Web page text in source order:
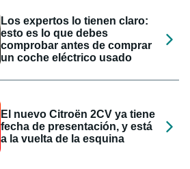
Los expertos lo tienen claro:
esto es lo que debes
comprobar antes de comprar
un coche eléctrico usado
El nuevo Citroën 2CV ya tiene
fecha de presentación, y está
a la vuelta de la esquina